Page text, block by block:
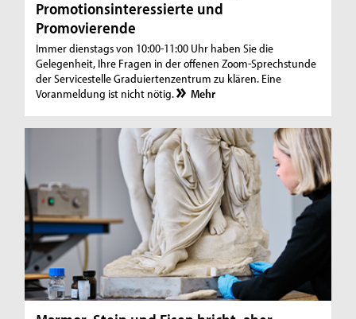
Promotionsinteressierte und
Promovierende
Immer dienstags von 10:00-11:00 Uhr haben Sie die
Gelegenheit, Ihre Fragen in der offenen Zoom-Sprechstunde
der Servicestelle Graduiertenzentrum zu klären. Eine
Voranmeldung ist nicht nötig.
Mehr